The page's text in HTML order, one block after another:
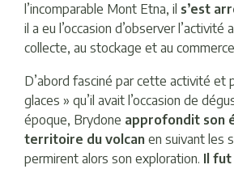
l’incomparable Mont Etna, il s’est
il a eu l’occasion d’observer l’activité
collecte, au stockage et au
D’abord fasciné par cette activité et
glaces » qu’il avait l’occasion de
époque, Brydone approfondit son
territoire du volcan en suivant les
permirent alors son exploration. Il